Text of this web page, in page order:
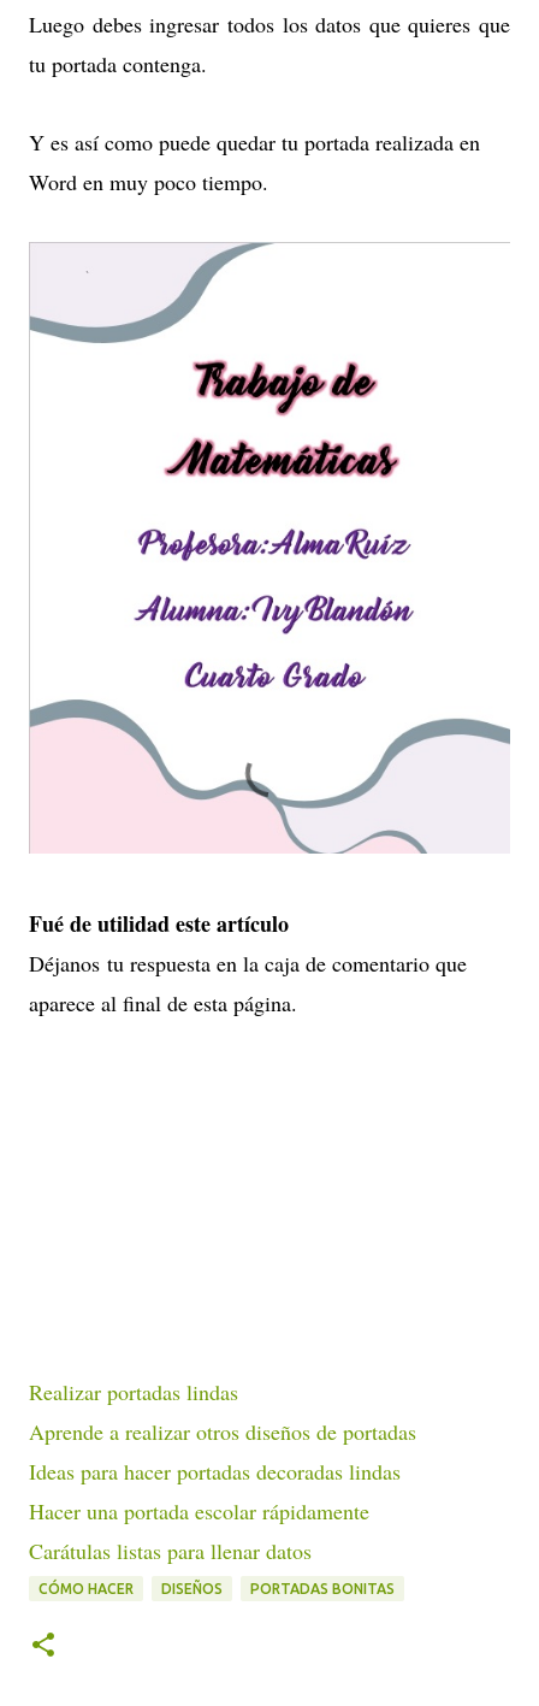
Luego debes ingresar todos los datos que quieres que
tu portada contenga.
Y es así como puede quedar tu portada realizada en
Word en muy poco tiempo.
Fué de utilidad este artículo
Déjanos tu respuesta en la caja de comentario que
aparece al final de esta página.
Realizar portadas lindas
Aprende a realizar otros diseños de portadas
Ideas para hacer portadas decoradas lindas
Hacer una portada escolar rápidamente
Carátulas listas para llenar datos
CÓMO HACER DISEÑOS PORTADAS BONITAS